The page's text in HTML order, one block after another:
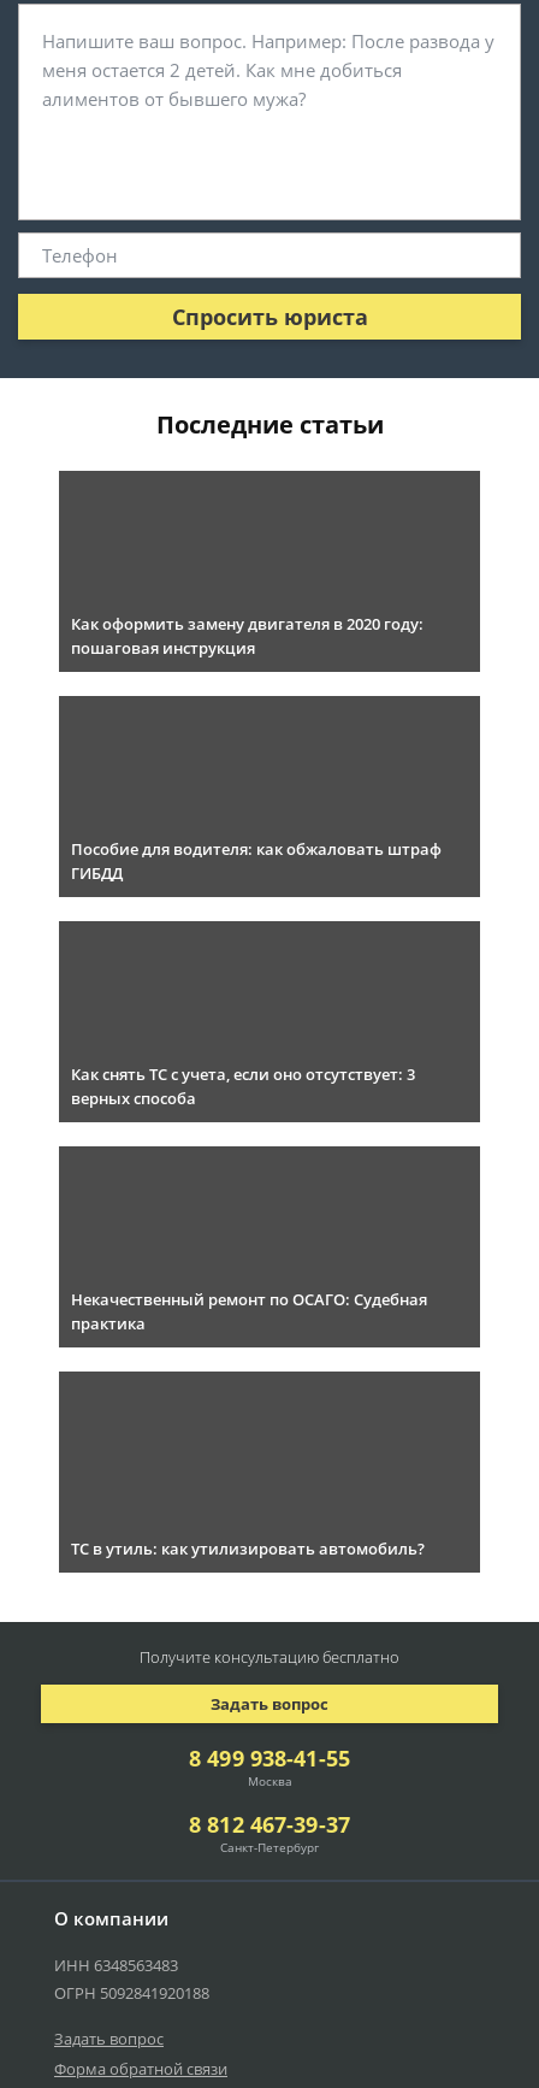
Спросить юриста
Последние статьи
Как оформить замену двигателя в 2020 году:
пошаговая инструкция
Пособие для водителя: как обжаловать штраф
ГИБДД
Как снять ТС с учета, если оно отсутствует: 3
верных способа
Некачественный ремонт по ОСАГО: Судебная
практика
ТС в утиль: как утилизировать автомобиль?
О компании
ИНН 6348563483
ОГРН 5092841920188
Задать вопрос
Форма обратной связи
8 499 938-41-55
Москва
8 812 467-39-37
Санкт-Петербург
Задать вопрос
Получите консультациюбесплатно